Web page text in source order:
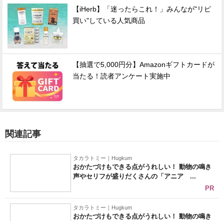
【iHerb】「迷ったらこれ！」みんなが"リピ
買い"している人気商品
【抽選で5,000円分】Amazonギフトカードが
当たる！読者アンケート実施中
関連記事
タカラトミー｜Hugkum
おかたづけもできる点がうれしい！ 動物の鳴き
声やセリフが盛りだくさんの「アニア ...
PR
タカラトミー｜Hugkum
おかたづけもできる点がうれしい！ 動物の鳴き